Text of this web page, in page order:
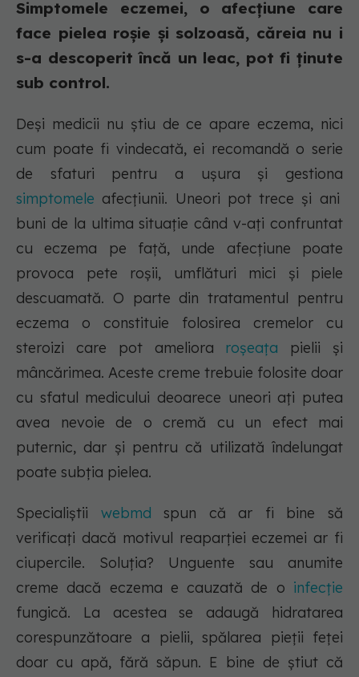
Simptomele eczemei, o afecțiune care
face pielea roșie și solzoasă, căreia nu i
s-a descoperit încă un leac, pot fi ținute
sub control.
Deși medicii nu știu de ce apare eczema, nici
cum poate fi vindecată, ei recomandă o serie
de sfaturi pentru a ușura și gestiona
simptomele afecțiunii. Uneori pot trece și ani
buni de la ultima situație când v-ați confruntat
cu eczema pe față, unde afecțiune poate
provoca pete roșii, umflături mici și piele
descuamată. O parte din tratamentul pentru
eczema o constituie folosirea cremelor cu
steroizi care pot ameliora roșeața pielii și
mâncărimea. Aceste creme trebuie folosite doar
cu sfatul medicului deoarece uneori ați putea
avea nevoie de o cremă cu un efect mai
puternic, dar și pentru că utilizată îndelungat
poate subția pielea.
Specialiștii webmd spun că ar fi bine să
verificați dacă motivul reaparției eczemei ar fi
ciupercile. Soluția? Unguente sau anumite
creme dacă eczema e cauzată de o infecție
fungică. La acestea se adaugă hidratarea
corespunzătoare a pielii, spălarea pieții feței
doar cu apă, fără săpun. E bine de știut că